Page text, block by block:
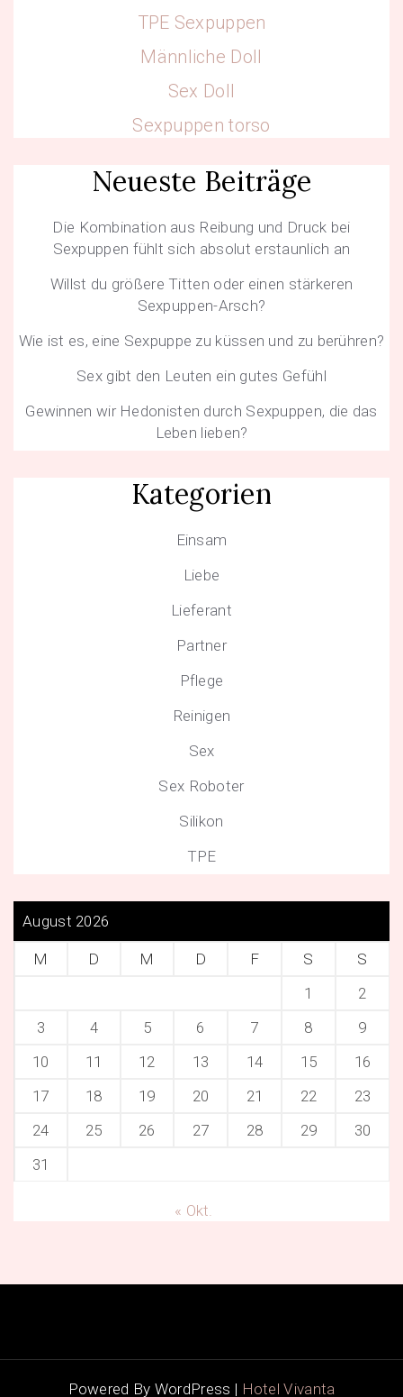
TPE Sexpuppen
Männliche Doll
Sex Doll
Sexpuppen torso
Neueste Beiträge
Die Kombination aus Reibung und Druck bei
Sexpuppen fühlt sich absolut erstaunlich an
Willst du größere Titten oder einen stärkeren
Sexpuppen-Arsch?
Wie ist es, eine Sexpuppe zu küssen und zu berühren?
Sex gibt den Leuten ein gutes Gefühl
Gewinnen wir Hedonisten durch Sexpuppen, die das
Leben lieben?
Kategorien
Einsam
Liebe
Lieferant
Partner
Pflege
Reinigen
Sex
Sex Roboter
Silikon
TPE
August 2026
M D M D F S
S
1
2
3
4 5 6 7 8
9
10
11 12 13 14 15
16
17
18 19 20 21 22
23
24
25 26 27 28 29
30
31
« Okt.
Powered By WordPress | Hotel Vivanta